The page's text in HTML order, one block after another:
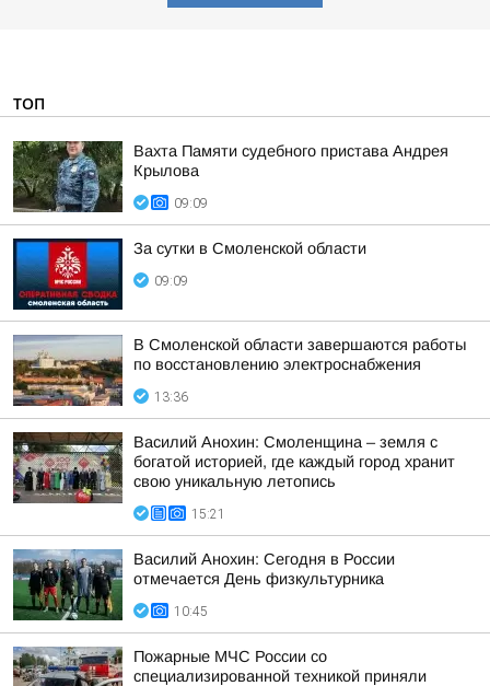
ТОП
Вахта Памяти судебного пристава Андрея
Крылова
09:09
За сутки в Смоленской области
09:09
В Смоленской области завершаются работы
по восстановлению электроснабжения
13:36
Василий Анохин: Смоленщина – земля с
богатой историей, где каждый город хранит
свою уникальную летопись
15:21
Василий Анохин: Сегодня в России
отмечается День физкультурника
10:45
Пожарные МЧС России со
специализированной техникой приняли